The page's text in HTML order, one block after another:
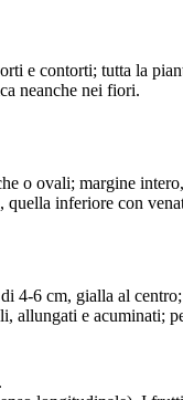
e contorti; tutta la
neanche nei fiori.
o ovali; margine
inferiore con
4-6 cm, gialla al
allungati e acuminati;